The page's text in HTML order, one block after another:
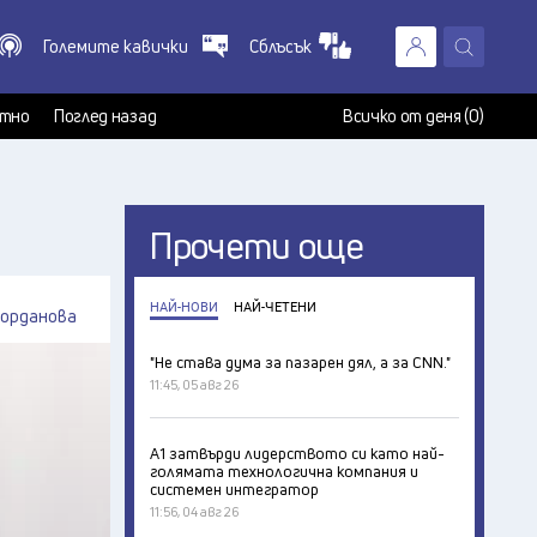
X
Големите кавички Сблъсък
Поглед назад Всичко от деня (0)
Прочети още
НАЙ-НОВИ НАЙ-ЧЕТЕНИ
"Не става дума за пазарен дял, а за CNN."
11:45, 05 авг 26
А1 затвърди лидерството си като най-
голямата технологична компания и
системен интегратор
11:56, 04 авг 26